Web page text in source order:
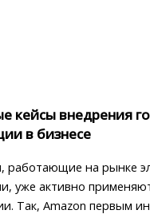
кейсы внедрения
в бизнесе
работающие на рынке
уже активно
Так, Amazon первым